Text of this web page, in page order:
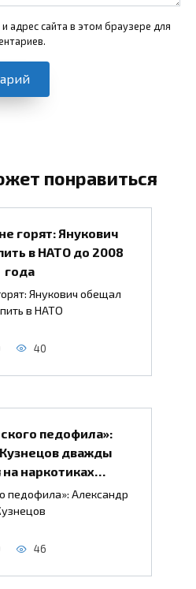
адрес сайта в этом браузере для
понравиться
горят: Янукович
в НАТО до 2008
года
Янукович обещал
в НАТО
40
педофила»:
дважды
на наркотиках…
педофила»: Александр
46